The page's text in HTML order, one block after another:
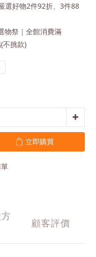
選好物2件92折、3件88
物祭｜全館消費滿
不挑款)
立即購買
顧客評價